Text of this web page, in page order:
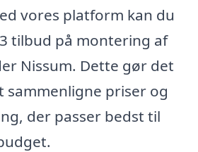
vores platform kan du
tilbud på montering af
Nissum. Dette gør det
sammenligne priser og
der passer bedst til